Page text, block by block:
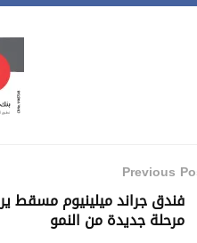
Previous
فندق جراند ميلينيوم مسقط
مرحلة جديدة من النمو